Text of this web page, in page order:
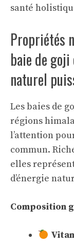
santé
Propriétés
baie de
naturel
Les baies de
régions
l’attention
commun.
elles
d’énergie
Composition